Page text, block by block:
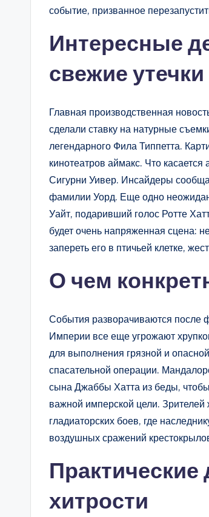
событие, призванное
Интересные
свежие утечки
Главная производственная
сделали ставку на натурные
легендарного Фила Типпетта.
кинотеатров аймакс. Что
Сигурни Уивер. Инсайдеры
фамилии Уорд. Еще одно
Уайт, подаривший голос Ротте
будет очень напряженная сцена:
запереть его в птичьей клетке,
О чем
События разворачиваются после
Империи все еще угрожают
для выполнения грязной и
спасательной операции.
сына Джаббы Хатта из беды,
важной имперской цели.
гладиаторских боев, где
воздушных сражений
хитрости